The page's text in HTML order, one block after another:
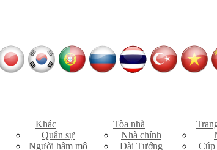
Khác
Quân sự
Người hâm mộ
Tòa nhà
Nhà chính
Đài Tướng
Cúp